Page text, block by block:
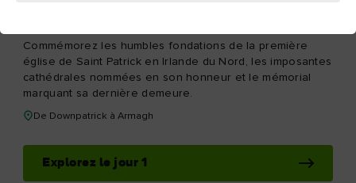
Commémorez les humbles fondations de la première
église de Saint Patrick en Irlande du Nord, les imposantes
cathédrales nommées en son honneur et le mémorial
marquant sa dernière demeure.
De Downpatrick à Armagh
Explorez le jour 1